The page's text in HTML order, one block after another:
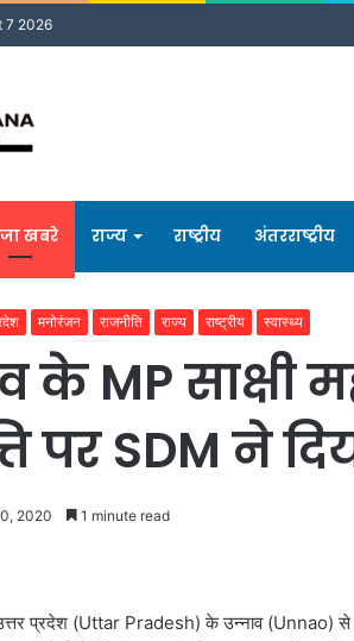
7 2026
खबरे राज्य राष्ट्रीय अंतरराष्ट्रीय
मनोरंजन राजनीति राज्य राष्ट्रीय स्वास्थ्य
के MP साक्षी
पर SDM ने
2020 1 minute read
प्रदेश (Uttar Pradesh) के उन्नाव (Unnao) से